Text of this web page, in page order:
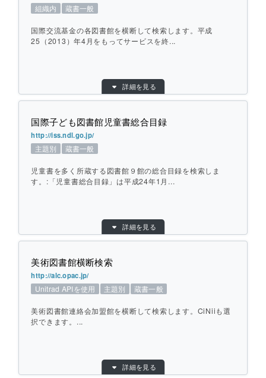
対象館数： 4
地域： その他
横断方式： あらかじめ収集した情報を検索
ているものもあります。
個別ページを開く
組織内 蔵書一般
国際交流基金の各図書館を横断して検索します。平成
25（2013）年4月をもってサービスを終...
蔵書一般
地域： その他
横断方式： 対象館のデータベースを横断して検索
ひとこと紹介： 国際交流基金の各図書館を横断して検索し
ます。平成25（2013）年4月をもってサー
ビスを終了しました。
個別ページを開く
詳細を見る
国際子ども図書館児童書総合目録
http://iss.ndl.go.jp/
主題別 蔵書一般
児童書を多く所蔵する図書館９館の総合目録を検索しま
す。:「児童書総合目録」は平成24年1月...
蔵書一般
提供元： 国際こども図書館
対象館数： 9
地域： その他
横断方式： あらかじめ収集した情報を検索
ひとこと紹介：
成24年1月をもって、「国立国会図書館サ
ーチ」へ移行します。
詳細を見る
美術図書館横断検索
http://alc.opac.jp/
Unitrad APIを使用 主題別 蔵書一般
美術図書館連絡会加盟館を横断して検索します。CiNiiも選
択できます。...
蔵書一般 詳細を見る